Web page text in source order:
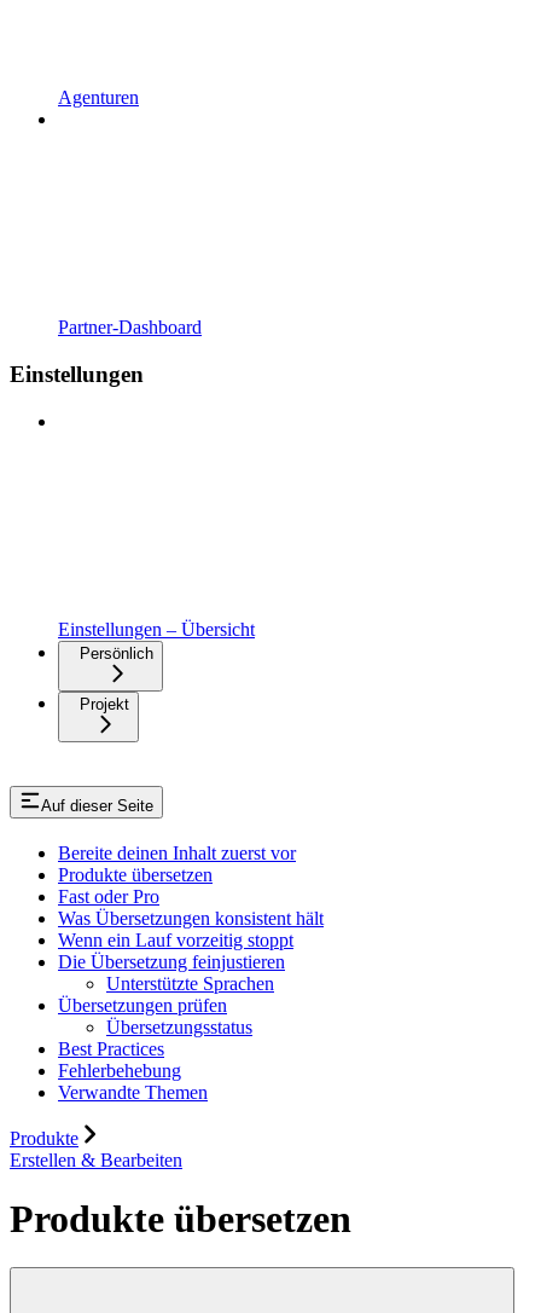
Agenturen
Partner-Dashboard
Einstellungen
Einstellungen – Übersicht
Persönlich
Projekt
Auf dieser Seite
Bereite deinen Inhalt zuerst vor
Produkte übersetzen
Fast oder Pro
Was Übersetzungen konsistent hält
Wenn ein Lauf vorzeitig stoppt
Die Übersetzung feinjustieren
Unterstützte Sprachen
Übersetzungen prüfen
Übersetzungsstatus
Best Practices
Fehlerbehebung
Verwandte Themen
Produkte
Erstellen & Bearbeiten
Produkte übersetzen